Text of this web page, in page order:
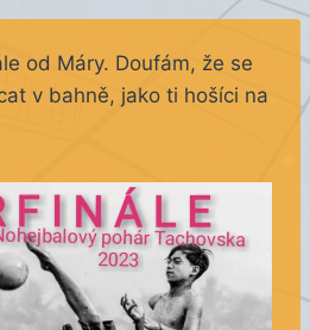
od Máry. Doufám, že se
v bahně, jako ti hošíci na